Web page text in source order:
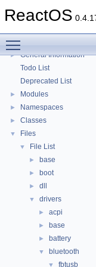
ReactOS
Optimization hints
► General Information
Todo List
Deprecated List
► Modules
► Namespaces
► Classes
▼ Files
▼ File List
► base
► boot
► dll
▼ drivers
► acpi
► base
► battery
▼ bluetooth
▼ fbtusb